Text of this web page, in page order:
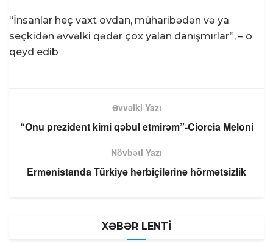
“İnsanlar heç vaxt ovdan, müharibədən və ya
seçkidən əvvəlki qədər çox yalan danışmırlar”, – o
qeyd edib
Əvvəlki Yazı
“Onu prezident kimi qəbul etmirəm”-Ciorcia Meloni
Növbəti Yazı
Ermənistanda Türkiyə hərbiçilərinə hörmətsizlik
XƏBƏR LENTİ